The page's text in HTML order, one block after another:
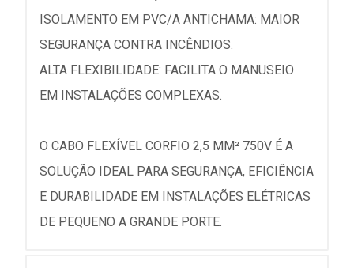
ISOLAMENTO EM PVC/A ANTICHAMA: MAIOR
SEGURANÇA CONTRA INCÊNDIOS.
ALTA FLEXIBILIDADE: FACILITA O MANUSEIO
EM INSTALAÇÕES COMPLEXAS.
O CABO FLEXÍVEL CORFIO 2,5 MM² 750V É A
SOLUÇÃO IDEAL PARA SEGURANÇA, EFICIÊNCIA
E DURABILIDADE EM INSTALAÇÕES ELÉTRICAS
DE PEQUENO A GRANDE PORTE.